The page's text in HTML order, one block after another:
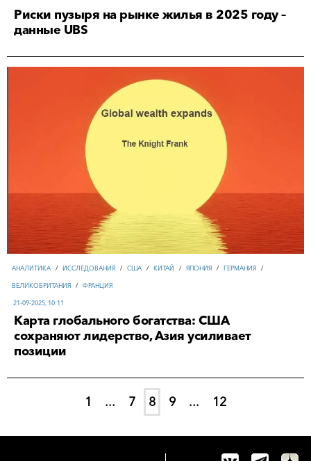
Риски пузыря на рынке жилья в 2025 году –
данные UBS
АНАЛИТИКА / ИССЛЕДОВАНИЯ / США / КИТАЙ / ЯПОНИЯ / ГЕРМАНИЯ /
ВЕЛИКОБРИТАНИЯ / ФРАНЦИЯ
21-09-2025, 10:11
Карта глобального богатства: США
сохраняют лидерство, Азия усиливает
позиции
1 ... 7 8 9 ... 12